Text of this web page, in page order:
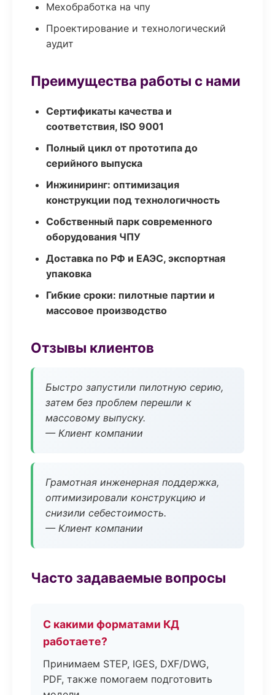
Мехобработка на чпу
Проектирование и технологический
аудит
Преимущества работы с нами
Сертификаты качества и
соответствия, ISO 9001
Полный цикл от прототипа до
серийного выпуска
Инжиниринг: оптимизация
конструкции под технологичность
Собственный парк современного
оборудования ЧПУ
Доставка по РФ и ЕАЭС, экспортная
упаковка
Гибкие сроки: пилотные партии и
массовое производство
Отзывы клиентов
Быстро запустили пилотную серию,
затем без проблем перешли к
массовому выпуску.
— Клиент компании
Грамотная инженерная поддержка,
оптимизировали конструкцию и
снизили себестоимость.
— Клиент компании
Часто задаваемые вопросы
С какими форматами КД
работаете?
Принимаем STEP, IGES, DXF/DWG,
PDF, также помогаем подготовить